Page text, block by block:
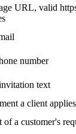
URL, valid
number
text
a client
of a customer's